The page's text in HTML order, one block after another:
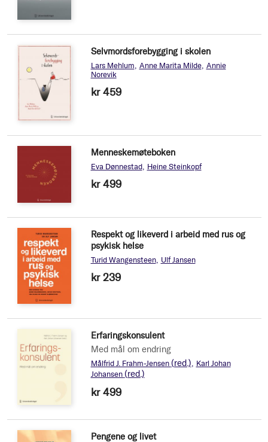
Selvmordsforebygging i skolen
Lars Mehlum Anne Marita Milde Annie
Norevik
kr 459
Menneskemøteboken
Eva Dønnestad Heine Steinkopf
kr 499
Respekt og likeverd i arbeid med rus og
psykisk helse
Turid Wangensteen Ulf Jansen
kr 239
Erfaringskonsulent
Med mål om endring
Målfrid J. Frahm-Jensen (red.)
Karl Johan
Johansen (red.)
kr 499
Pengene og livet